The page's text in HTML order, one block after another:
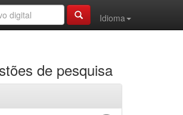
Idioma
de pesquisa